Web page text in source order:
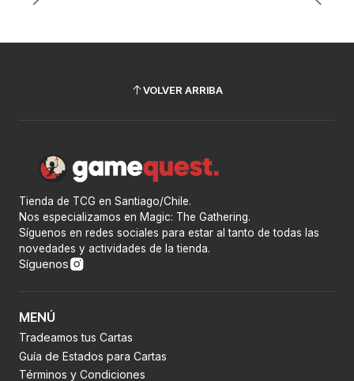
VOLVER ARRIBA
Tienda de TCG en Santiago/Chile.
Nos especializamos en Magic: The Gathering.
Síguenos en redes sociales para estar al tanto de todas las
novedades y actividades de la tienda.
Síguenos
MENÚ
Tradeamos tus Cartas
Guía de Estados para Cartas
Términos y Condiciones